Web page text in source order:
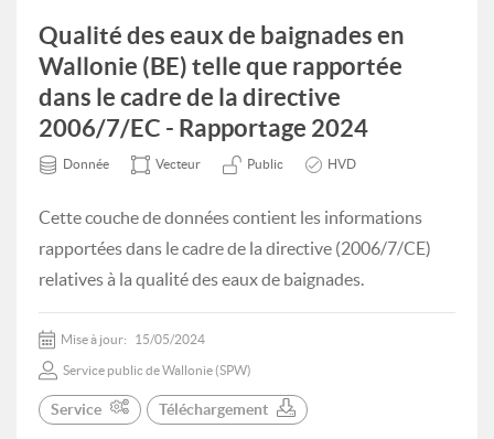
Qualité des eaux de baignades en
Wallonie (BE) telle que rapportée
dans le cadre de la directive
2006/7/EC - Rapportage 2024
Donnée Vecteur Public HVD
Cette couche de données contient les informations
rapportées dans le cadre de la directive (2006/7/CE)
relatives à la qualité des eaux de baignades.
Mise à jour: 15/05/2024
Service public de Wallonie (SPW)
Service Téléchargement